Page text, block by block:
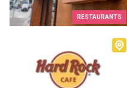
RESTAURANTS
Hard Rock Cafe Bruxelles